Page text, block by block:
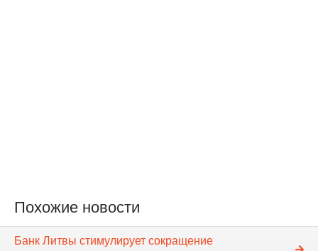
Похожие новости
Банк Литвы стимулирует сокращение